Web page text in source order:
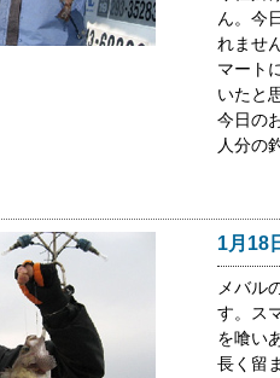
ん。今
れませ
マート
いたと
今日の
人分の
1月18
メバル
す。ス
を喰い
長く留